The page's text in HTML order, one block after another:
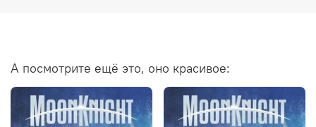
А посмотрите ещё это, оно красивое: